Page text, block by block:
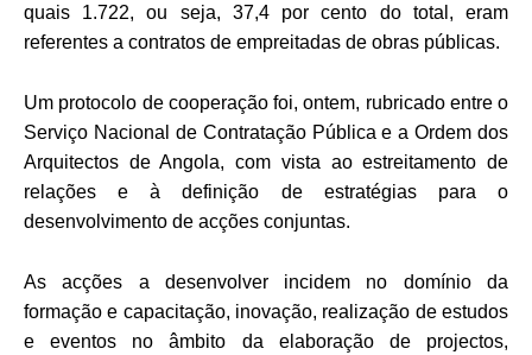
quais 1.722, ou seja, 37,4 por cento do total, eram
referentes a contratos de empreitadas de obras públicas.
Um protocolo de cooperação foi, ontem, rubricado entre o
Serviço Nacional de Contratação Pública e a Ordem dos
Arquitectos de Angola, com vista ao estreitamento de
relações e à definição de estratégias para o
desenvolvimento de acções conjuntas.
As acções a desenvolver incidem no domínio da
formação e capacitação, inovação, realização de estudos
e eventos no âmbito da elaboração de projectos,